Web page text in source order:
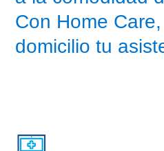
Con Home
domicilio tu